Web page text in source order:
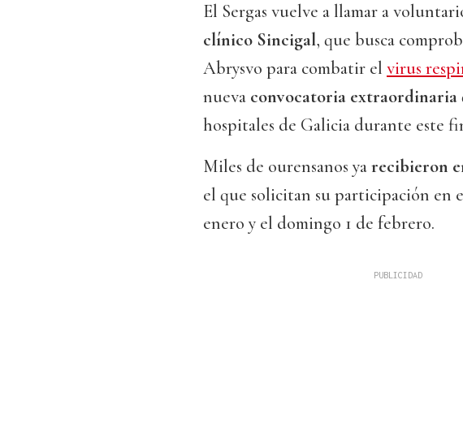
El Sergas vuelve a llamar a
clínico Sincigal, que busca
Abrysvo para combatir el virus
nueva convocatoria extraordinaria
hospitales de Galicia durante este
Miles de ourensanos yarecibieron
el que solicitan su participación en
enero y el domingo 1 de febrero.